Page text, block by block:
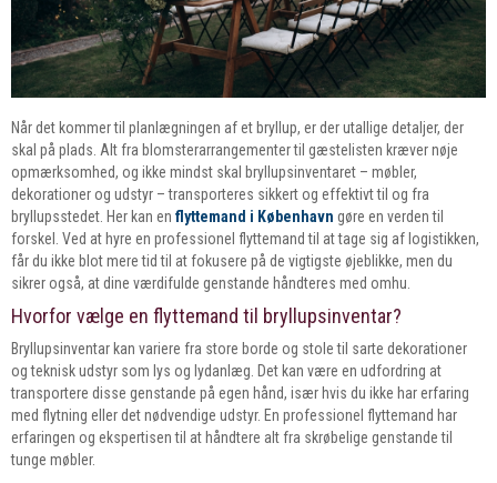
Når det kommer til planlægningen af et bryllup, er der utallige detaljer, der
skal på plads. Alt fra blomsterarrangementer til gæstelisten kræver nøje
opmærksomhed, og ikke mindst skal bryllupsinventaret – møbler,
dekorationer og udstyr – transporteres sikkert og effektivt til og fra
bryllupsstedet. Her kan en flyttemand i København gøre en verden til
forskel. Ved at hyre en professionel flyttemand til at tage sig af logistikken,
får du ikke blot mere tid til at fokusere på de vigtigste øjeblikke, men du
sikrer også, at dine værdifulde genstande håndteres med omhu.
Hvorfor vælge en flyttemand til bryllupsinventar?
Bryllupsinventar kan variere fra store borde og stole til sarte dekorationer
og teknisk udstyr som lys og lydanlæg. Det kan være en udfordring at
transportere disse genstande på egen hånd, især hvis du ikke har erfaring
med flytning eller det nødvendige udstyr. En professionel flyttemand har
erfaringen og ekspertisen til at håndtere alt fra skrøbelige genstande til
tunge møbler.